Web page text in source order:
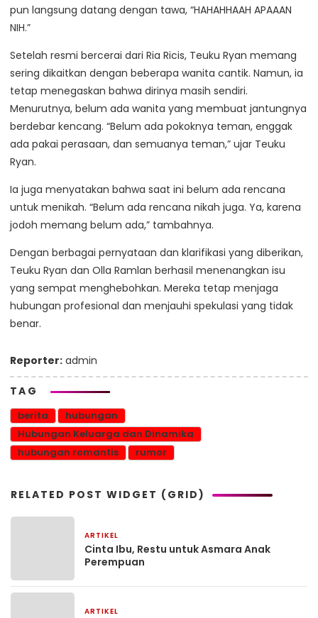
pun langsung datang dengan tawa, “HAHAHHAAH APAAAN
NIH.”
Setelah resmi bercerai dari Ria Ricis, Teuku Ryan memang
sering dikaitkan dengan beberapa wanita cantik. Namun, ia
tetap menegaskan bahwa dirinya masih sendiri.
Menurutnya, belum ada wanita yang membuat jantungnya
berdebar kencang. “Belum ada pokoknya teman, enggak
ada pakai perasaan, dan semuanya teman,” ujar Teuku
Ryan.
Ia juga menyatakan bahwa saat ini belum ada rencana
untuk menikah. “Belum ada rencana nikah juga. Ya, karena
jodoh memang belum ada,” tambahnya.
Dengan berbagai pernyataan dan klarifikasi yang diberikan,
Teuku Ryan dan Olla Ramlan berhasil menenangkan isu
yang sempat menghebohkan. Mereka tetap menjaga
hubungan profesional dan menjauhi spekulasi yang tidak
benar.
Reporter: admin
TAG
berita
hubungan
Hubungan Keluarga dan Dinamika
hubungan romantis
rumor
RELATED POST WIDGET (GRID)
ARTIKEL
Cinta Ibu, Restu untuk Asmara Anak
Perempuan
ARTIKEL